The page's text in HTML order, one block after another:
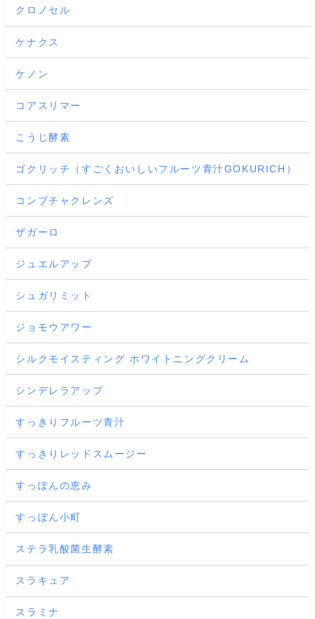
クロノセル
ケナクス
ケノン
コアスリマー
こうじ酵素
ゴクリッチ（すごくおいしいフルーツ青汁GOKURICH）
コンブチャクレンズ
ザガーロ
ジュエルアップ
シュガリミット
ジョモウアワー
シルクモイスティング ホワイトニングクリーム
シンデレラアップ
すっきりフルーツ青汁
すっきりレッドスムージー
すっぽんの恵み
すっぽん小町
ステラ乳酸菌生酵素
スラキュア
スラミナ